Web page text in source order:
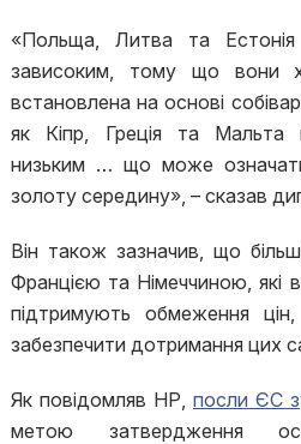
«Польща, Литва та
зависоким, тому що вони
встановлена на основі
як Кіпр, Греція та
низьким … що може
золоту середину», – сказав
Він також зазначив, що
Францією та Німеччиною, які
підтримують обмеження
забезпечити дотримання цих
Як повідомляв НР, посли ЄС
метою затвердження